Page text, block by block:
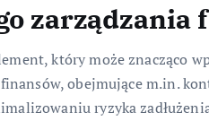
zarządzania
który może znacząco
obejmujące m.in.
ryzyka